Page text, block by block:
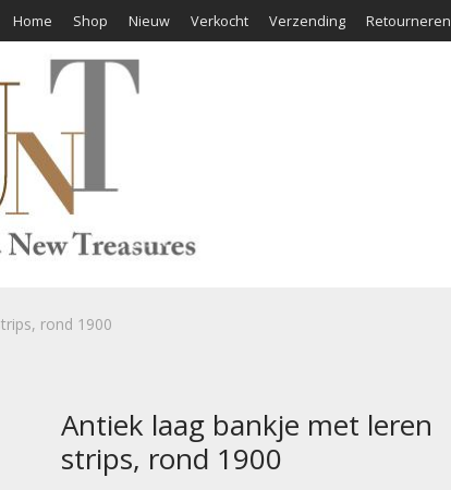
Home Shop Nieuw Verkocht Verzending Retourneren
rond 1900
Antiek laag bankje met leren
strips, rond 1900